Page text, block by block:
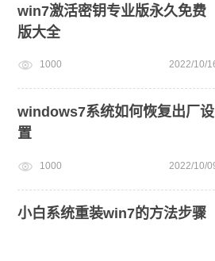
一键重装系统备份win11系统 笔记本蓝
win10系统重装 U盘装win7系统
win7激活密钥专业版永久免费
版大全
1000 2022/10/
windows7系统如何恢复出厂设
置
1000 2022/10/
小白系统重装win7的方法步骤